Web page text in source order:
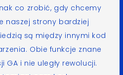
co zrobić, gdy chcemy
naszej strony bardziej
są między innymi kod
Obie funkcje znane
GA i nie uległy rewolucji.